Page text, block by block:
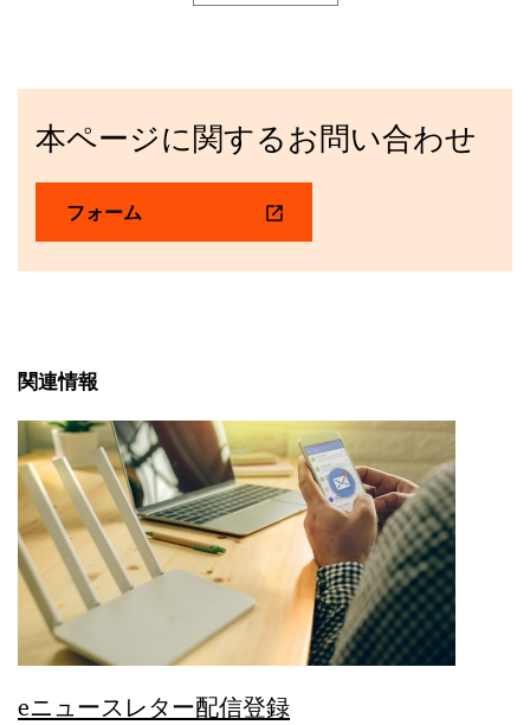
本ページに関するお問い合わせ
フォーム
関連情報
eニュースレター配信登録